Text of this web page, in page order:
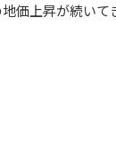
価上昇が続い